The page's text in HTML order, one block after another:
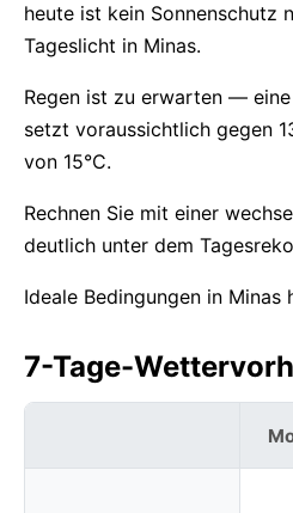
heute ist kein Sonnenschutz
Tageslicht in Minas.
Regen ist zu erwarten —
setzt voraussichtlich gegen
von 15°C.
Rechnen Sie mit einer
deutlich unter dem
Ideale Bedingungen in Minas
7-Tage-